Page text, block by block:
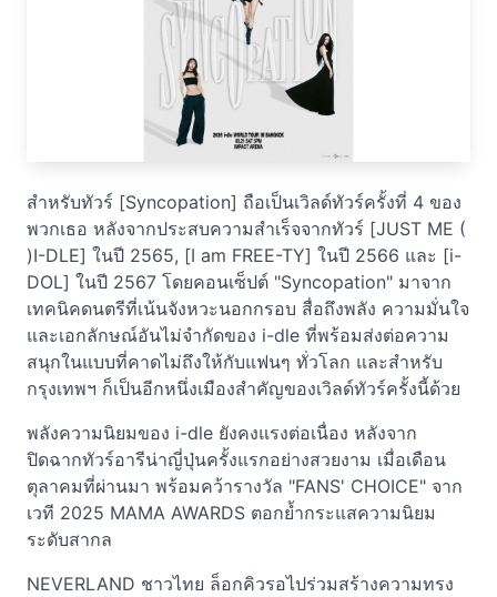
สำหรับทัวร์ [Syncopation] ถือเป็นเวิลด์ทัวร์ครั้งที่ 4 ของ
พวกเธอ หลังจากประสบความสำเร็จจากทัวร์ [JUST ME (
)I-DLE] ในปี 2565, [I am FREE-TY] ในปี 2566 และ [i-
DOL] ในปี 2567 โดยคอนเซ็ปต์ "Syncopation" มาจาก
เทคนิคดนตรีที่เน้นจังหวะนอกกรอบ สื่อถึงพลัง ความมั่นใจ
และเอกลักษณ์อันไม่จำกัดของ i-dle ที่พร้อมส่งต่อความ
สนุกในแบบที่คาดไม่ถึงให้กับแฟนๆ ทั่วโลก และสำหรับ
กรุงเทพฯ ก็เป็นอีกหนึ่งเมืองสำคัญของเวิลด์ทัวร์ครั้งนี้ด้วย
พลังความนิยมของ i-dle ยังคงแรงต่อเนื่อง หลังจาก
ปิดฉากทัวร์อารีน่าญี่ปุ่นครั้งแรกอย่างสวยงาม เมื่อเดือน
ตุลาคมที่ผ่านมา พร้อมคว้ารางวัล "FANS' CHOICE" จาก
เวที 2025 MAMA AWARDS ตอกย้ำกระแสความนิยม
ระดับสากล
NEVERLAND ชาวไทย ล็อกคิวรอไปร่วมสร้างความทรง